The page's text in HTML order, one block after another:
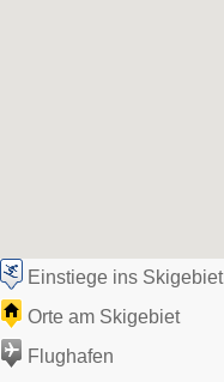
Einstiege ins Skigebiet
Orte am Skigebiet
Flughafen